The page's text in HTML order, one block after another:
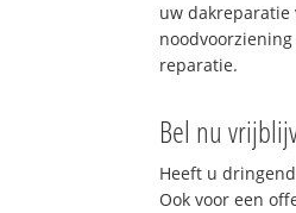
uw dakreparatie
reparatie.
Bel nu
Heeft u
Ook voor een